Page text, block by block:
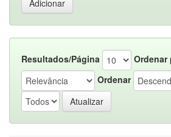
Resultados/Página
Ordenar
Ordenar